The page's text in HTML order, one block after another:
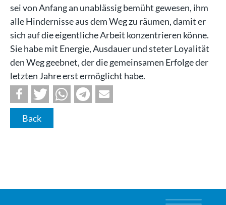
sei von Anfang an unablässig bemüht gewesen, ihm
alle Hindernisse aus dem Weg zu räumen, damit er
sich auf die eigentliche Arbeit konzentrieren könne.
Sie habe mit Energie, Ausdauer und steter Loyalität
den Weg geebnet, der die gemeinsamen Erfolge der
letzten Jahre erst ermöglicht habe.
Back